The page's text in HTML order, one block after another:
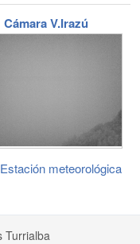
Cámara V.Irazú
meteorológica
Turrialba